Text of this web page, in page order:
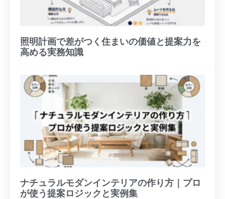
照明計画で差がつく住まいの価値と提案力を
高める実務知識
ナチュラルモダンインテリアの作り方｜プロ
が使う提案ロジックと実例集